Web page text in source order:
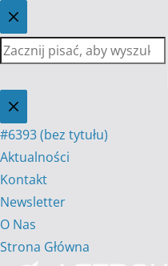
Przejdź
do
treści
Brak
wyników
#6393 (bez tytułu)
Aktualności
Kontakt
Newsletter
O Nas
Strona Główna